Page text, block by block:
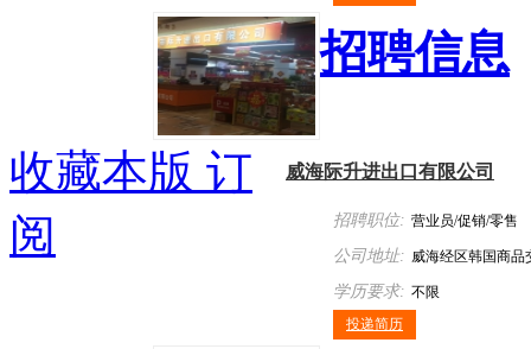
威海际升进出口有限公司
招聘职位: 营业员/促销/零售
公司地址: 威海经区韩国商品
学历要求: 不限
投递简历
招聘信息
收藏本版 订
阅